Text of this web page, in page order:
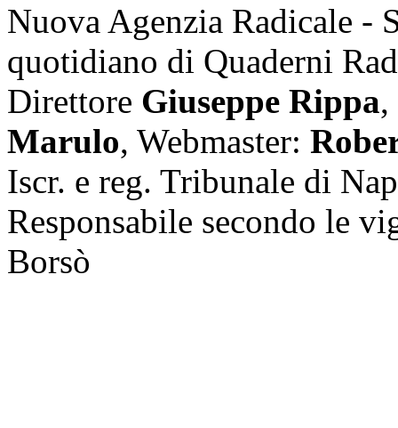
Nuova Agenzia Radicale -
quotidiano di Quaderni
Direttore Giuseppe Rippa,
Marulo, Webmaster:
Iscr. e reg. Tribunale di
Responsabile secondo le
Borsò